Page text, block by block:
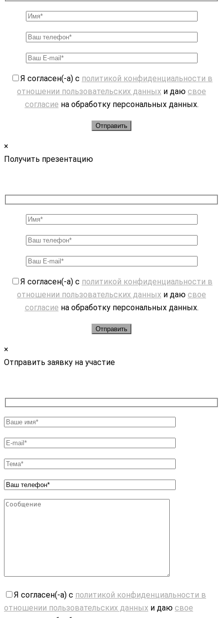
Я согласен(-а) с политикой конфиденциальности в
отношении пользовательских данных и даю свое
согласие на обработку персональных данных.
×
Получить презентацию
Я согласен(-а) с политикой конфиденциальности в
отношении пользовательских данных и даю свое
согласие на обработку персональных данных.
×
Отправить заявку на участие
Я согласен(-а) с политикой конфиденциальности в
отношении пользовательских данных и даю свое